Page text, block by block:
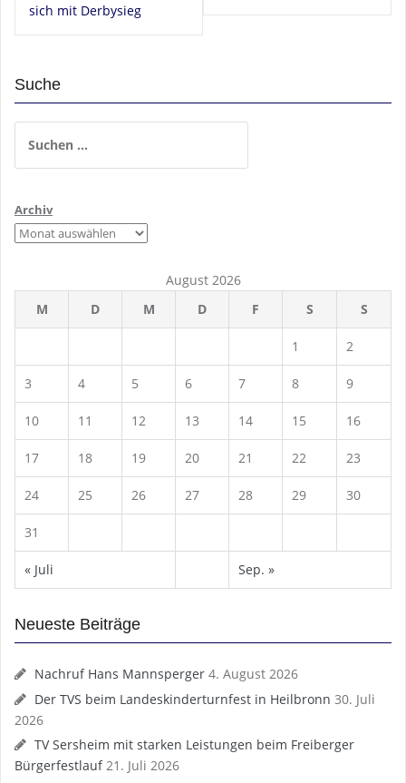
sich mit Derbysieg
Suche
nach:
Archiv
August 2026
M
D M D F S S
1 2
3 4 5 6 7 8 9
10 11 12 13 14 15 16
17 18 19 20 21 22 23
24 25 26 27 28 29 30
31
« Juli Sep. »
Neueste Beiträge
Nachruf Hans Mannsperger 4. August 2026
Der TVS beim Landeskinderturnfest in Heilbronn 30. Juli
2026
TV Sersheim mit starken Leistungen beim Freiberger
Bürgerfestlauf 21. Juli 2026